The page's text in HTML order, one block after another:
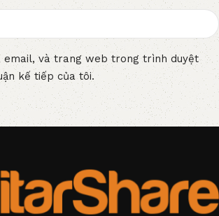
email, và trang web trong trình duyệt
kế tiếp của tôi.